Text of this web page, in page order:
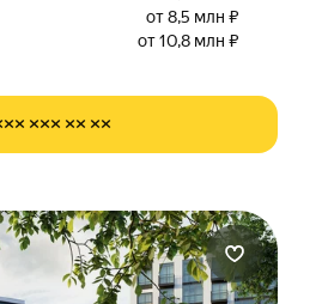
от 8,5 млн ₽
от 10,8 млн ₽
××× ×× ××